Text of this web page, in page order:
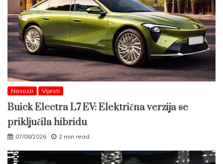
Novosti Vijesti
Buick Electra L7 EV: Električna verzija se
priključila hibridu
07/08/2026 2 min read